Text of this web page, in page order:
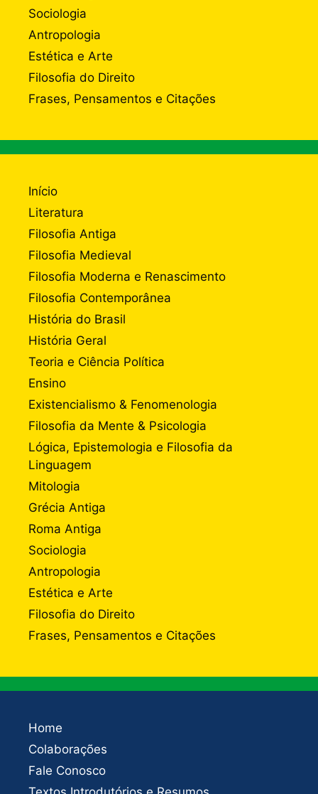
Sociologia
Antropologia
Estética e Arte
Filosofia do Direito
Frases, Pensamentos e Citações
Início
Literatura
Filosofia Antiga
Filosofia Medieval
Filosofia Moderna e Renascimento
Filosofia Contemporânea
História do Brasil
História Geral
Teoria e Ciência Política
Ensino
Existencialismo & Fenomenologia
Filosofia da Mente & Psicologia
Lógica, Epistemologia e Filosofia da
Linguagem
Mitologia
Grécia Antiga
Roma Antiga
Sociologia
Antropologia
Estética e Arte
Filosofia do Direito
Frases, Pensamentos e Citações
Home
Colaborações
Fale Conosco